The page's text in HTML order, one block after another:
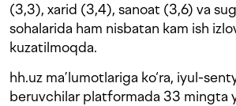
(3,3), xarid (3,4), sanoat (3,6) va
sohalarida ham nisbatan kam ish
kuzatilmoqda.
hh.uz ma’lumotlariga ko‘ra, iyul-
beruvchilar platformada 33 mingta